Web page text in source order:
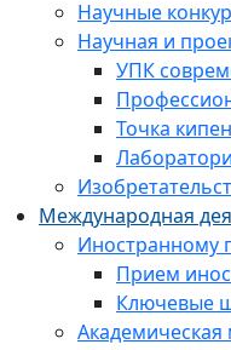
Научные
Научная и
УПК
Точка
Международная
Иностранному
Прием
Ключевые